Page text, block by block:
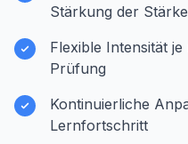
Stärkung der
Flexible Intensität
Prüfung
Kontinuierliche
Lernfortschritt